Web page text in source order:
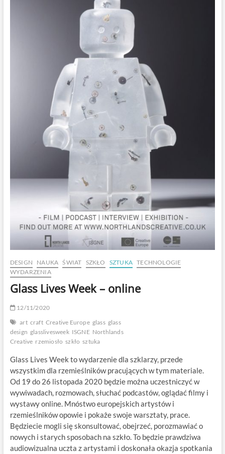
DESIGN NAUKA ŚWIAT SZKŁO SZTUKA TECHNOLOGIE
WYDARZENIA
Glass Lives Week – online
12/11/2020
art craft Creative Europe glass glass
design glasslivesweek ISGNE Northlands
Creative rzemiosło szkło sztuka
Glass Lives Week to wydarzenie dla szklarzy, przede
wszystkim dla rzemieślników pracujących w tym materiale.
Od 19 do 26 listopada 2020 będzie można uczestniczyć w
wywiwadach, rozmowach, słuchać podcastów, oglądać filmy i
wystawy online. Mnóstwo europejskich artystów i
rzemieślników opowie i pokaże swoje warsztaty, prace.
Będziecie mogli się skonsultować, obejrzeć, porozmawiać o
nowych i starych sposobach na szkło. To będzie prawdziwa
audiowizualna uczta z artystami i doskonała okazja spotkania